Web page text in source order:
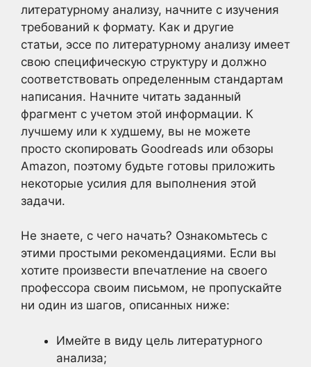
литературному анализу, начните с изучения
требований к формату. Как и другие
статьи, эссе по литературному анализу имеет
свою специфическую структуру и должно
соответствовать определенным стандартам
написания. Начните читать заданный
фрагмент с учетом этой информации. К
лучшему или к худшему, вы не можете
просто скопировать Goodreads или обзоры
Amazon, поэтому будьте готовы приложить
некоторые усилия для выполнения этой
задачи.
Не знаете, с чего начать? Ознакомьтесь с
этими простыми рекомендациями. Если вы
хотите произвести впечатление на своего
профессора своим письмом, не пропускайте
ни один из шагов, описанных ниже:
Имейте в виду цель литературного
анализа;